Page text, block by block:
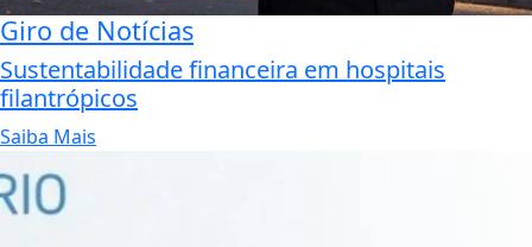
Giro de Notícias
Sustentabilidade financeira em hospitais
filantrópicos
Saiba Mais